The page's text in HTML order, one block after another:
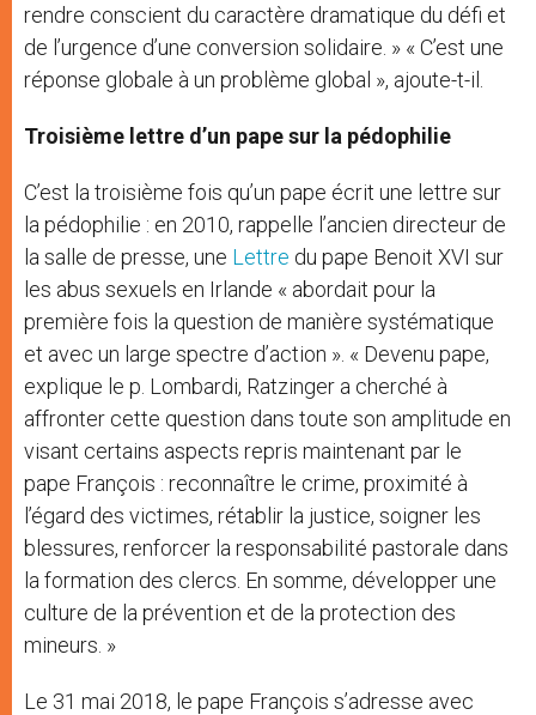
rendre conscient du caractère dramatique du défi et
de l’urgence d’une conversion solidaire. » « C’est une
réponse globale à un problème global », ajoute-t-il.
Troisième lettre d’un pape sur la pédophilie
C’est la troisième fois qu’un pape écrit une lettre sur
la pédophilie : en 2010, rappelle l’ancien directeur de
la salle de presse, une Lettre du pape Benoit XVI sur
les abus sexuels en Irlande « abordait pour la
première fois la question de manière systématique
et avec un large spectre d’action ». « Devenu pape,
explique le p. Lombardi, Ratzinger a cherché à
affronter cette question dans toute son amplitude en
visant certains aspects repris maintenant par le
pape François : reconnaître le crime, proximité à
l’égard des victimes, rétablir la justice, soigner les
blessures, renforcer la responsabilité pastorale dans
la formation des clercs. En somme, développer une
culture de la prévention et de la protection des
mineurs. »
Le 31 mai 2018, le pape François s’adresse avec